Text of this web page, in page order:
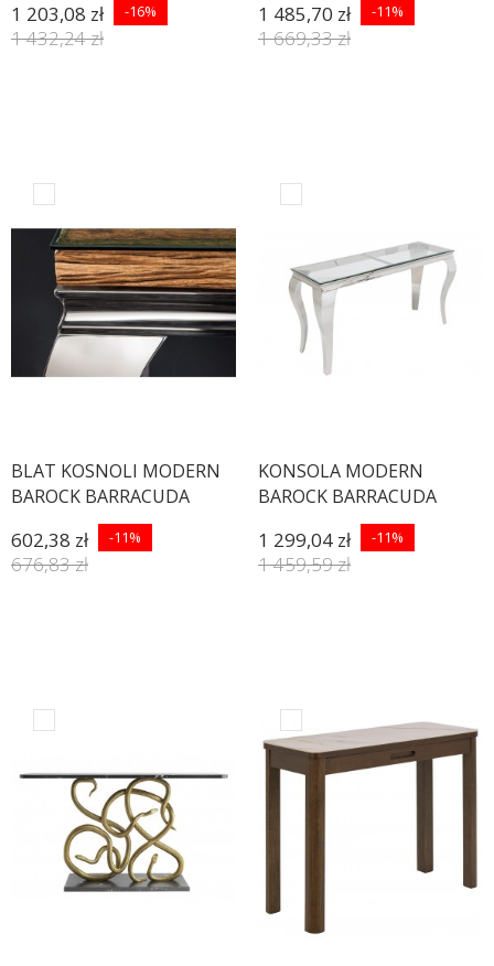
1 203,08 zł -16%
1 432,24 zł
1 485,70 zł -11%
1 669,33 zł
BLAT KOSNOLI MODERN
BAROCK BARRACUDA
140X45 CM TEAK
602,38 zł -11%
676,83 zł
KONSOLA MODERN
BAROCK BARRACUDA
1 299,04 zł -11%
1 459,59 zł